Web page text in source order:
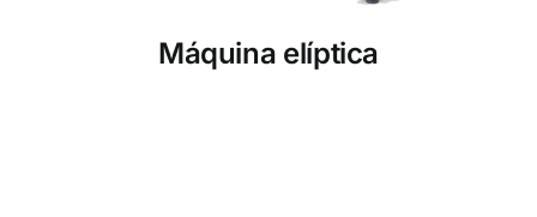
Máquina elíptica